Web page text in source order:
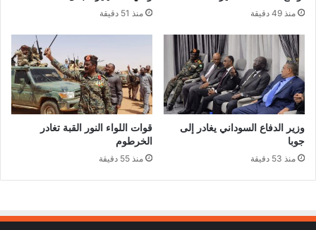
منذ 49 دقيقة منذ 51 دقيقة
وزير الدفاع السوداني يغادر إلى
جوبا
منذ 53 دقيقة
قوات اللواء النور القبة تغادر
الخرطوم
منذ 55 دقيقة